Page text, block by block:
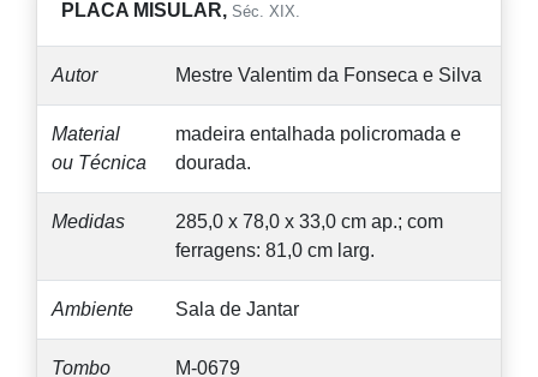
PLACA MISULAR, Séc. XIX.
Autor Mestre Valentim da Fonseca e Silva
Material
ou Técnica
madeira entalhada policromada e
dourada.
Medidas
285,0 x 78,0 x 33,0 cm ap.; com
ferragens: 81,0 cm larg.
Ambiente Sala de Jantar
Tombo M-0679